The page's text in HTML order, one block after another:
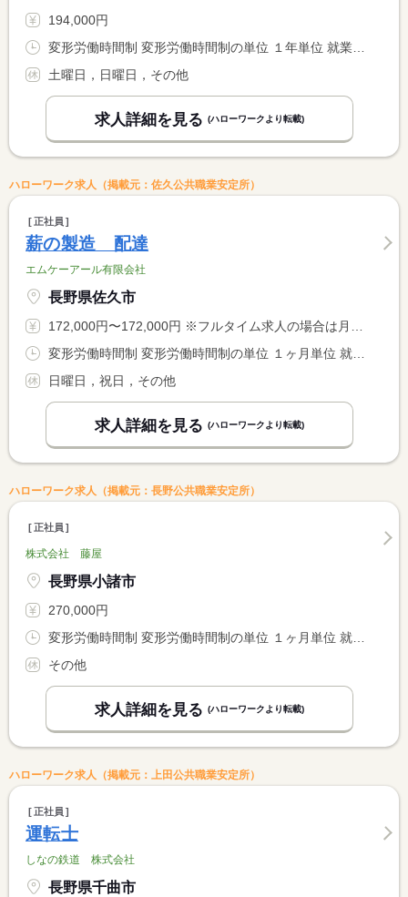
194,000円
土曜日，日曜日，その他
求人詳細を見る (ハローワークより転載)
ハローワーク求人（掲載元：佐久公共職業安定所）
正社員
薪の製造 配達
エムケーアール有限会社
長野県佐久市
172,000円〜172,000円 ※フルタイム求人の場合は月額（換算額）、パート求人の場合は時間額を表示しています。
日曜日，祝日，その他
求人詳細を見る (ハローワークより転載)
ハローワーク求人（掲載元：長野公共職業安定所）
正社員
株式会社 藤屋
長野県小諸市
270,000円
その他
求人詳細を見る (ハローワークより転載)
ハローワーク求人（掲載元：上田公共職業安定所）
正社員
運転士
しなの鉄道 株式会社
長野県千曲市